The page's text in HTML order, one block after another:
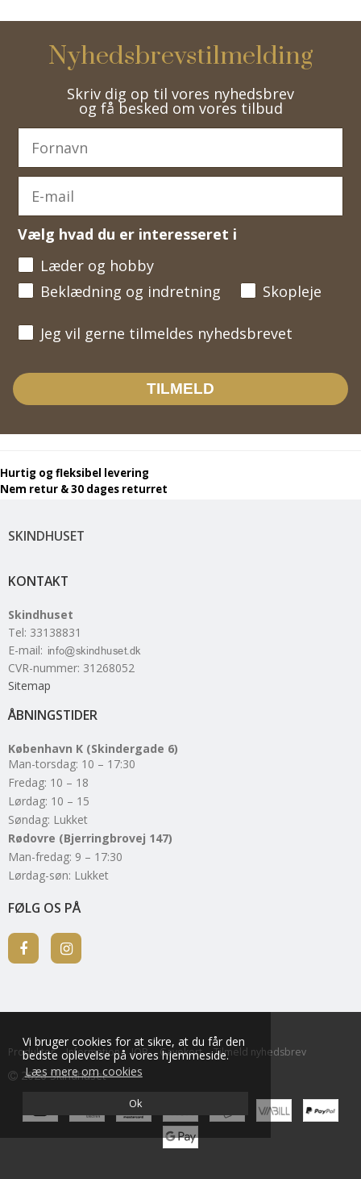
Vi bruger cookies for at sikre, at du får den
bedste oplevelse på vores hjemmeside.
Læs mere om cookies
Ok
SKINDHUSET
KONTAKT
Skindhuset
Tel: 33138831
E-mail:
CVR-nummer: 31268052
Sitemap
ÅBNINGSTIDER
København K (Skindergade 6)
Man-torsdag: 10 – 17:30
Fredag: 10 – 18
Lørdag: 10 – 15
Søndag: Lukket
Rødovre (Bjerringbrovej 147)
Man-fredag: 9 – 17:30
Lørdag-søn: Lukket
FØLG OS PÅ
Produkter Information JOB Gavekort Tilmeld nyhedsbrev
2026 Skindhuset
Nyhedsbrevstilmelding
Skriv dig op til vores nyhedsbrev
og få besked om vores tilbud
Vælg hvad du er interesseret i
Læder og hobby
Beklædning og indretning
Skopleje
Jeg vil gerne tilmeldes nyhedsbrevet
Jeg vil gerne tilmeldes nyhedsbrevet
TILMELD
Hurtig og fleksibel levering
Nem retur & 30 dages returret